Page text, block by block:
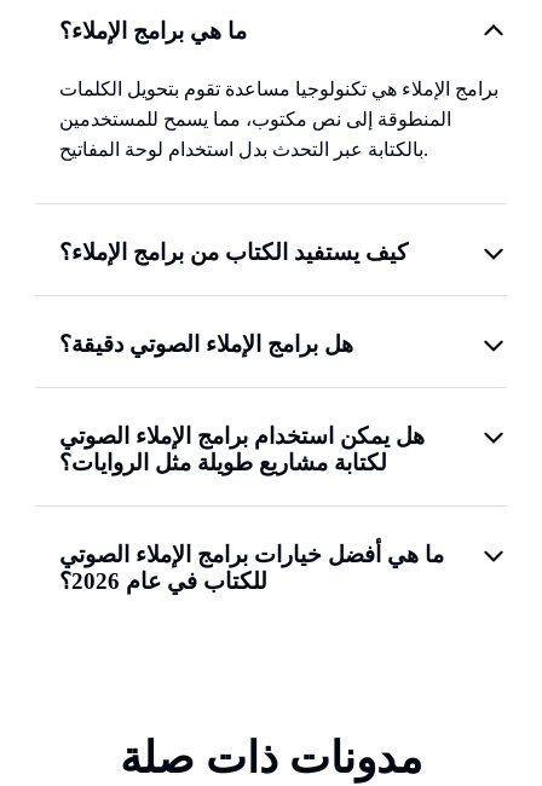
ما هي برامج الإملاء؟
برامج الإملاء هي تكنولوجيا مساعدة تقوم بتحويل الكلمات
المنطوقة إلى نص مكتوب، مما يسمح للمستخدمين
بالكتابة عبر التحدث بدل استخدام لوحة المفاتيح.
كيف يستفيد الكتاب من برامج الإملاء؟
هل برامج الإملاء الصوتي دقيقة؟
هل يمكن استخدام برامج الإملاء الصوتي
لكتابة مشاريع طويلة مثل الروايات؟
ما هي أفضل خيارات برامج الإملاء الصوتي
للكتاب في عام 2026؟
مدونات ذات صلة